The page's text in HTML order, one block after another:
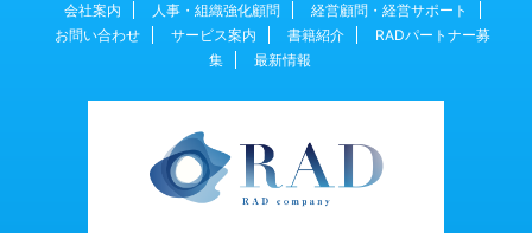
会社案内 人事・組織強化顧問
経営顧問・経営サポート
お問い合わせ
サービス案内 書籍紹介
RADパートナー募
集
最新情報